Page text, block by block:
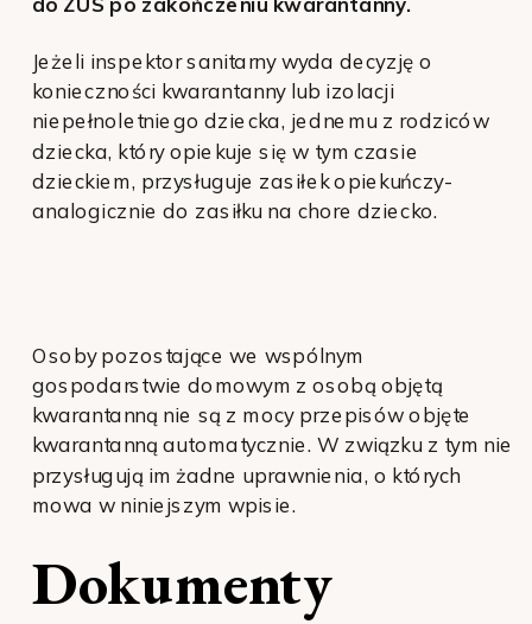
do ZUS po zakończeniu kwarantanny.
Jeżeli inspektor sanitarny wyda decyzję o
konieczności kwarantanny lub izolacji
niepełnoletniego dziecka, jednemu z rodziców
dziecka, który opiekuje się w tym czasie
dzieckiem, przysługuje zasiłek opiekuńczy-
analogicznie do zasiłku na chore dziecko.
Osoby pozostające we wspólnym
gospodarstwie domowym z osobą objętą
kwarantanną nie są z mocy przepisów objęte
kwarantanną automatycznie. W związku z tym nie
przysługują im żadne uprawnienia, o których
mowa w niniejszym wpisie.
Dokumenty